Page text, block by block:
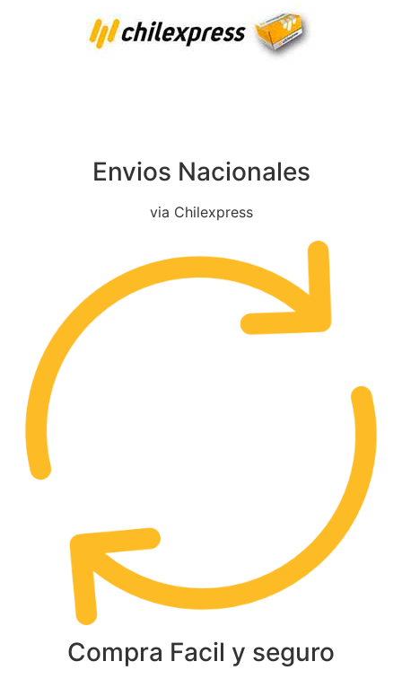
Envios Nacionales
via Chilexpress
Compra Facil y seguro